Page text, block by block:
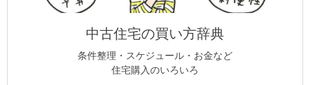
中古住宅の買い方辞典
条件整理・スケジュール・お金など
住宅購入のいろいろ